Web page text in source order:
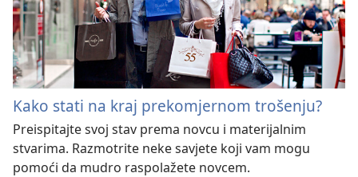
Kako stati na kraj prekomjernom trošenju?
Preispitajte svoj stav prema novcu i materijalnim
stvarima. Razmotrite neke savjete koji vam mogu
pomoći da mudro raspolažete novcem.